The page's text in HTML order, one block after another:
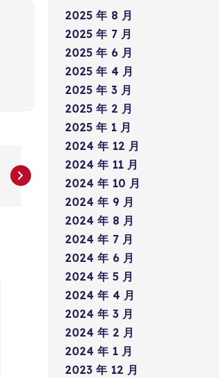
2025 年 8 月
2025 年 7 月
2025 年 6 月
2025 年 4 月
2025 年 3 月
2025 年 2 月
2025 年 1 月
2024 年 12 月
2024 年 11 月
2024 年 10 月
2024 年 9 月
2024 年 8 月
2024 年 7 月
2024 年 6 月
2024 年 5 月
2024 年 4 月
2024 年 3 月
2024 年 2 月
2024 年 1 月
2023 年 12 月